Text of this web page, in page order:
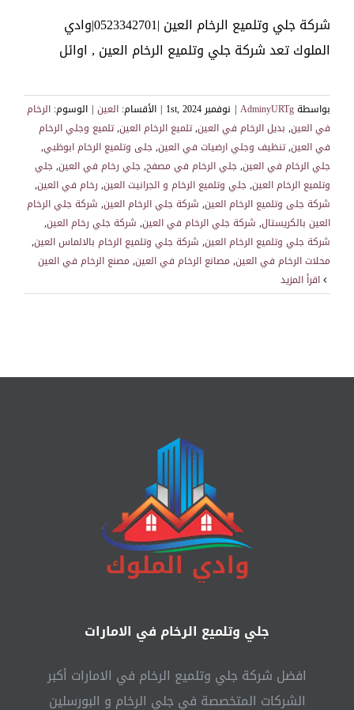
شركة جلي وتلميع الرخام العين |0523342701|وادي
الملوك تعد شركة جلي وتلميع الرخام العين , اوائل
بواسطةAdminyURTg
| نوفمبر 1st, 2024 | الأقسام: العين | الوسوم: الرخام
في العين, بديل الرخام في العين,تلميع الرخام العين,تلميع وجلي الرخام
في العين,تنظيف وجلي ارضيات في العين,جلى وتلميع الرخام ابوظبي,
جلي الرخام في العين,جلي الرخام في مصفح,جلي رخام في العين,جلي
وتلميع الرخام العين,جلي وتلميع الرخام و الجرانيت العين, رخام في العين,
شركة جلى وتلميع الرخام العين, شركة جلي الرخام العين, شركة جلي الرخام
العين بالكريستال, شركة جلي الرخام في العين, شركة جلي رخام العين,
شركة جلي وتلميع الرخام العين, شركة جلي وتلميع الرخام بالالماس العين,
محلات الرخام في العين, مصانع الرخام في العين, مصنع الرخام في العين
جلي وتلميع الرخام في الامارات
افضل شركة جلي وتلميع الرخام في الامارات أكبر
الشركات المتخصصة في جلي الرخام و البورسلين